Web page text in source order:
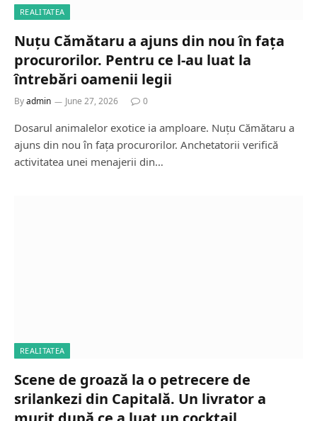
REALITATEA
Nuțu Cămătaru a ajuns din nou în fața
procurorilor. Pentru ce l-au luat la
întrebări oamenii legii
Byadmin June 27, 2026 0
Dosarul animalelor exotice ia amploare. Nuțu Cămătaru a
ajuns din nou în fața procurorilor. Anchetatorii verifică
activitatea unei menajerii din…
REALITATEA
Scene de groază la o petrecere de
srilankezi din Capitală. Un livrator a